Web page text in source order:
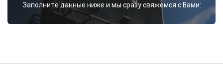
Заполните данные ниже и мы сразу свяжемся с Вами: